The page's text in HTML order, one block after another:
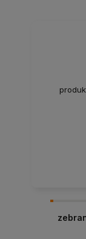
w naszym